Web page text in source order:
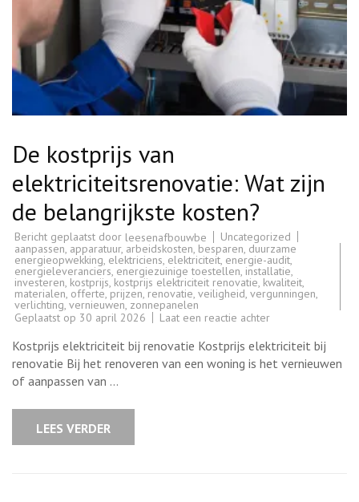
De kostprijs van
elektriciteitsrenovatie: Wat zijn
de belangrijkste kosten?
Bericht geplaatst door leesenafbouwbe
Uncategorized
aanpassen, apparatuur, arbeidskosten, besparen, duurzame
energieopwekking, elektriciens, elektriciteit, energie-audit,
energieleveranciers, energiezuinige toestellen, installatie,
investeren, kostprijs, kostprijs elektriciteit renovatie, kwaliteit,
materialen, offerte, prijzen,renovatie, veiligheid, vergunningen,
verlichting, vernieuwen, zonnepanelen
Geplaatst op 30 april 2026 Laat een reactie achterop
kostprijs
van
Wat
Kostprijs elektriciteit bij renovatie Kostprijs elektriciteit bij
renovatie Bij het renoveren van een woning is het vernieuwen
of aanpassen van …
LEES VERDER